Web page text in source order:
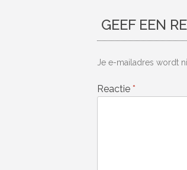
GEEF EEN
Je e-mailadres wordt
Reactie *